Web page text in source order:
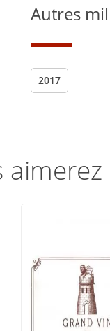
Autres
2017